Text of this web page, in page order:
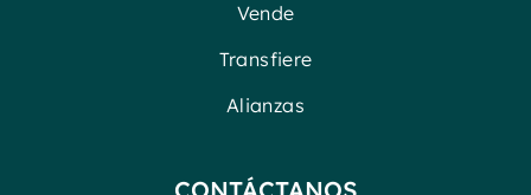
Vende
Transfiere
Alianzas